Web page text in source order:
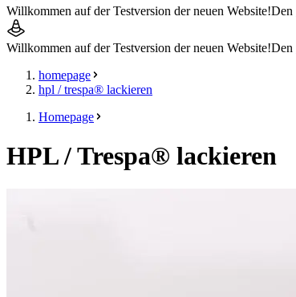
Willkommen auf der Testversion der neuen Website!Den
Willkommen auf der Testversion der neuen Website!Den
homepage
hpl / trespa® lackieren
Homepage
HPL / Trespa® lackieren